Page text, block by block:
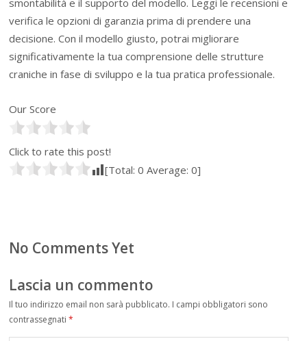
smontabilità e il supporto del modello. Leggi le recensioni e
verifica le opzioni di garanzia prima di prendere una
decisione. Con il modello giusto, potrai migliorare
significativamente la tua comprensione delle strutture
craniche in fase di sviluppo e la tua pratica professionale.
Our Score
Click to rate this post!
[Total:0 Average:0]
No Comments Yet
Lascia un commento
Il tuo indirizzo email non sarà pubblicato. I campi obbligatori sono
contrassegnati*